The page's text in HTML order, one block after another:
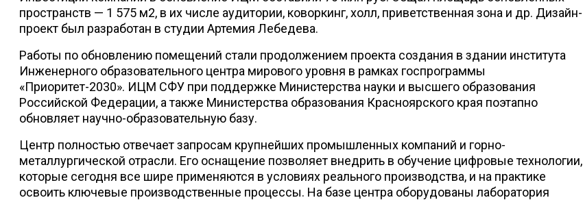
пространств — 1 575 м2, в их числе аудитории, коворкинг, холл, приветственная зона и др. Дизайн-
проект был разработан в студии Артемия Лебедева.
Работы по обновлению помещений стали продолжением проекта создания в здании института
Инженерного образовательного центра мирового уровня в рамках госпрограммы
«Приоритет-2030». ИЦМ СФУ при поддержке Министерства науки и высшего образования
Российской Федерации, а также Министерства образования Красноярского края поэтапно
обновляет научно-образовательную базу.
Центр полностью отвечает запросам крупнейших промышленных компаний и горно-
металлургической отрасли. Его оснащение позволяет внедрить в обучение цифровые технологии,
которые сегодня все шире применяются в условиях реального производства, и на практике
освоить ключевые производственные процессы. На базе центра оборудованы лаборатория